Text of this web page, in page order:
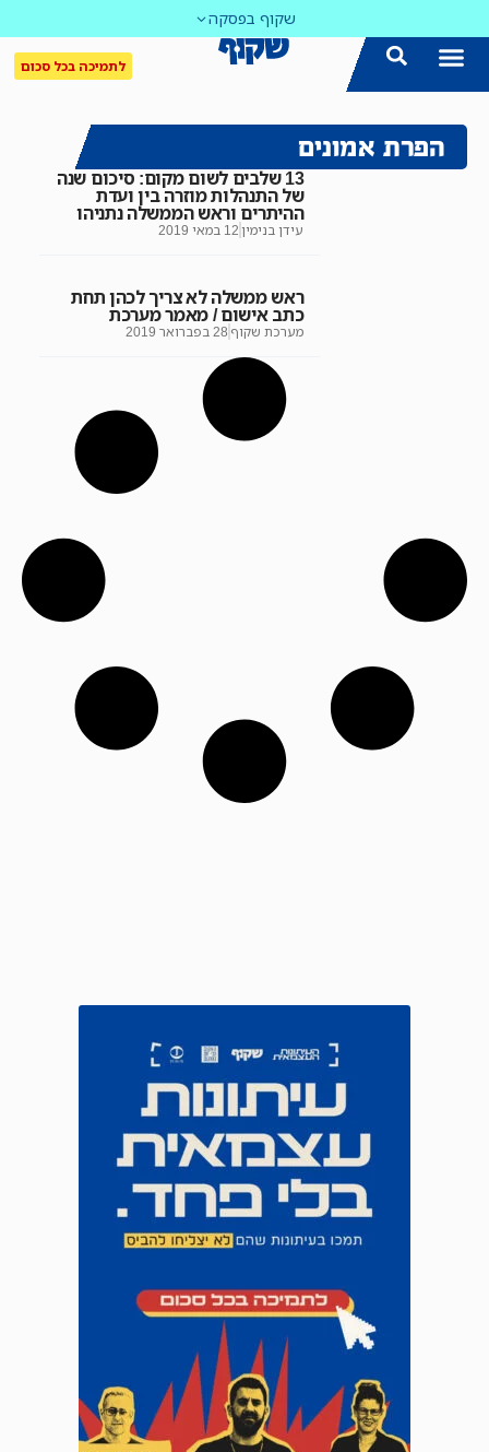
שקוף בפסקה
לתמיכה בכל סכום
הפרת אמונים
13 שלבים לשום מקום: סיכום שנה
של התנהלות מוזרה בין ועדת
ההיתרים וראש הממשלה נתניהו
עידן בנימין 12 במאי 2019
ראש ממשלה לא צריך לכהן תחת
כתב אישום / מאמר מערכת
מערכת שקוף 28 בפברואר 2019